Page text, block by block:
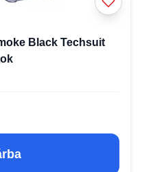
Black Techsuit